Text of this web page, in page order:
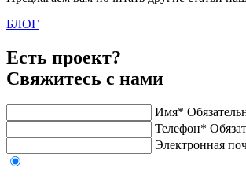
БЛОГ
Есть проект?
Свяжитесь с нами
Имя*
Телефон*
Электронная